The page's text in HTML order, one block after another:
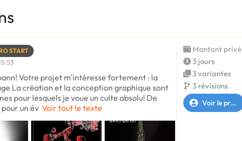
START
Votre projet m'intéresse fortement : la
La création et la conception graphique sont
pour lesquels je voue un culte absolu! De
un év Voir tout le texte
Montant privé
3 jours
3 variantes
3 révisions
Voir le profil